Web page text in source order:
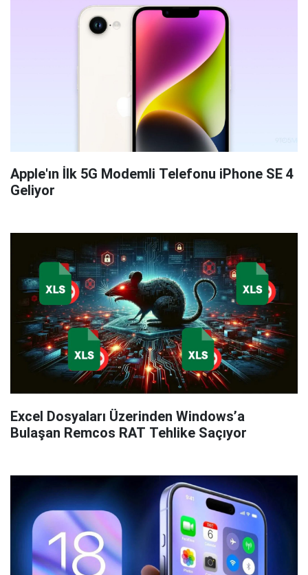
Apple'ın İlk 5G Modemli Telefonu iPhone SE 4
Geliyor
Excel Dosyaları Üzerinden Windows’a
Bulaşan Remcos RAT Tehlike Saçıyor